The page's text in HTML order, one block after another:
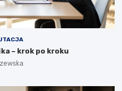
– krok po kroku